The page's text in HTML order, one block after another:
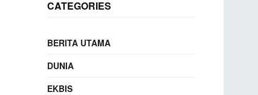
CATEGORIES
BERITA UTAMA
DUNIA
EKBIS